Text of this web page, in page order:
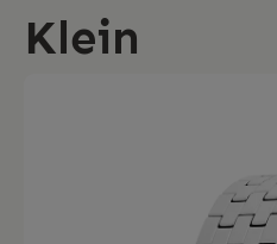
Klein